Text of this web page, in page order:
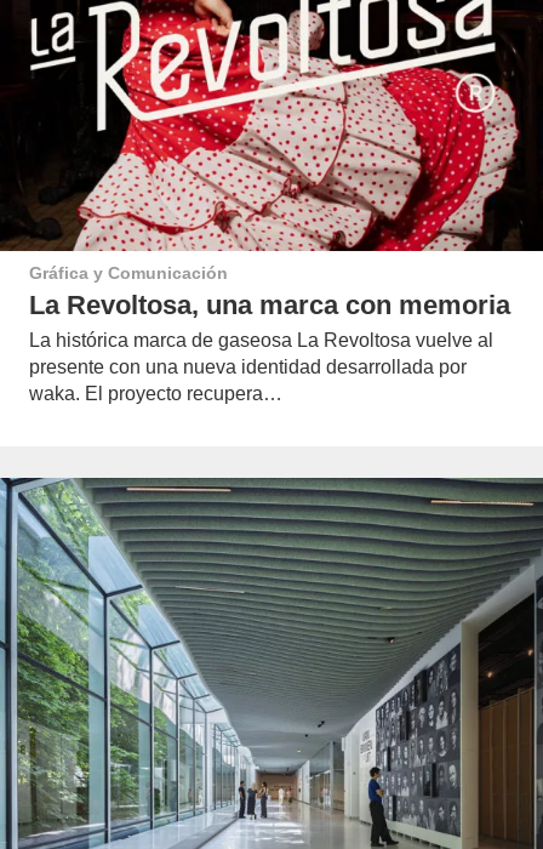
Gráfica y Comunicación
La Revoltosa, una marca con memoria
La histórica marca de gaseosa La Revoltosa vuelve al
presente con una nueva identidad desarrollada por
waka. El proyecto recupera…